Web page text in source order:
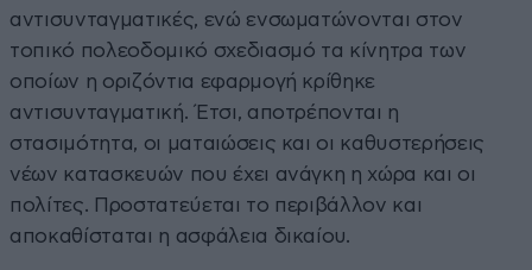
αντισυνταγματικές, ενώ ενσωματώνονται στον
τοπικό πολεοδομικό σχεδιασμό τα κίνητρα των
οποίων η οριζόντια εφαρμογή κρίθηκε
αντισυνταγματική. Έτσι, αποτρέπονται η
στασιμότητα, οι ματαιώσεις και οι καθυστερήσεις
νέων κατασκευών που έχει ανάγκη η χώρα και οι
πολίτες. Προστατεύεται το περιβάλλον και
αποκαθίσταται η ασφάλεια δικαίου.